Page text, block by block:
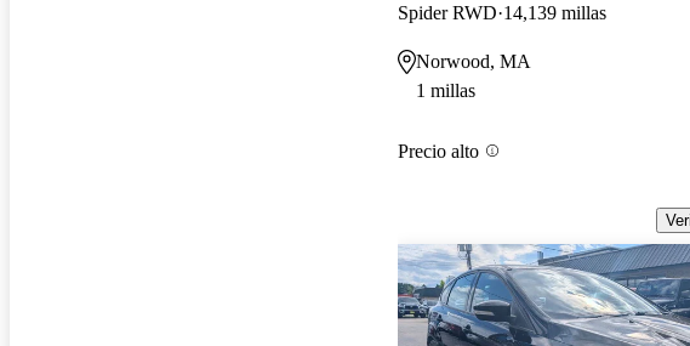
Spider RWD 14,139 millas
Norwood, MA
1 millas
Precio alto